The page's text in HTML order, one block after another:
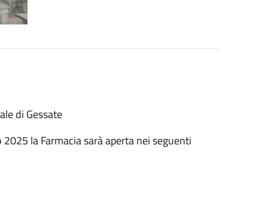
di Gessate
la Farmacia sarà aperta nei seguenti